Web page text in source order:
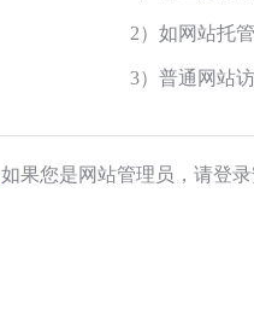
2）如网站托
3）普通网站
如果您是网站管理员，请登